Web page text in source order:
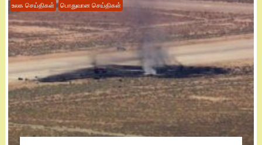
உலக செய்திகள் பொதுவான செய்திகள்